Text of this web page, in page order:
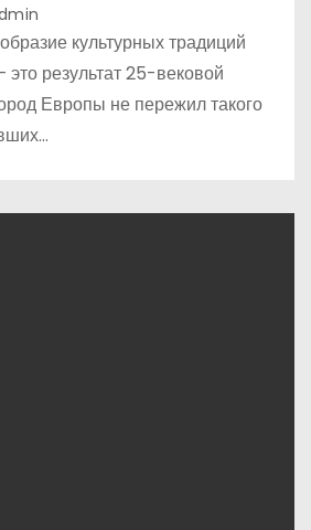
культурных традиций
результат 25-вековой
Европы не пережил такого